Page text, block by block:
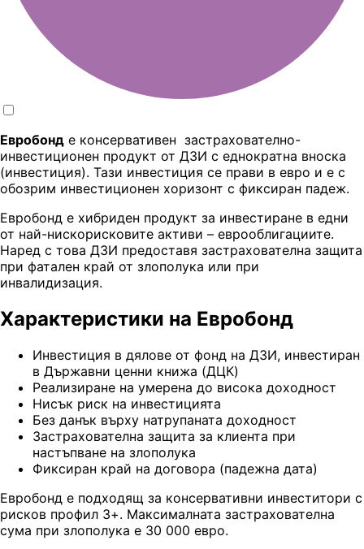
Евробонд е консервативен застрахователно-
инвестиционен продукт от ДЗИ с еднократна вноска
(инвестиция). Тази инвестиция се прави в евро и е с
обозрим инвестиционен хоризонт с фиксиран падеж.
Евробонд е хибриден продукт за инвестиране в едни
от най-нискорисковите активи – еврооблигациите.
Наред с това ДЗИ предоставя застрахователна защита
при фатален край от злополука или при
инвалидизация.
Характеристики на Евробонд
Инвестиция в дялове от фонд на ДЗИ, инвестиран
в Държавни ценни книжа (ДЦК)
Реализиране на умерена до висока доходност
Нисък риск на инвестицията
Без данък върху натрупаната доходност
Застрахователна защита за клиента при
настъпване на злополука
Фиксиран край на договора (падежна дата)
Евробонд е подходящ за консервативни инвеститори с
рисков профил 3+. Максималната застрахователна
сума при злополука е 30 000 евро.